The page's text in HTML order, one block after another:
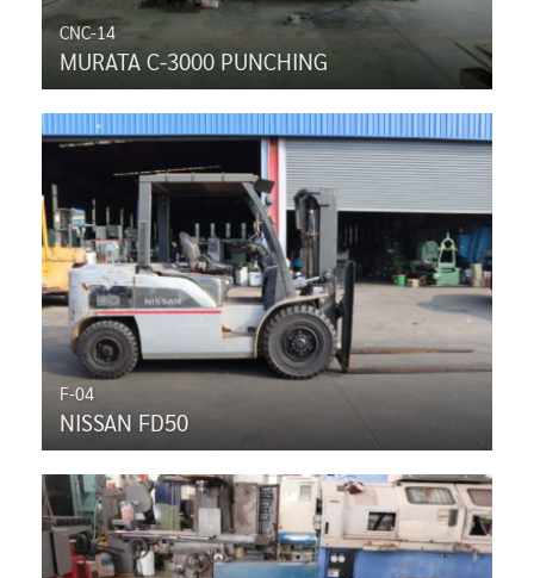
CNC-14
MURATA C-3000 PUNCHING
F-04
NISSAN FD50